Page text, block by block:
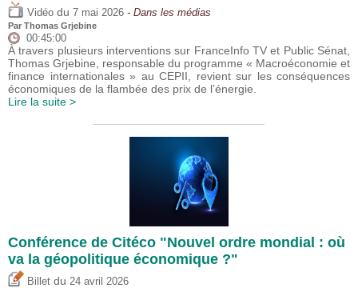
Vidéo du 7 mai 2026 - Dans les médias
Par Thomas Grjebine
00:45:00
À travers plusieurs interventions sur FranceInfo TV et Public Sénat,
Thomas Grjebine, responsable du programme « Macroéconomie et
finance internationales » au CEPII, revient sur les conséquences
économiques de la flambée des prix de l’énergie.
Lire la suite >
Conférence de Citéco "Nouvel ordre mondial : où
va la géopolitique économique ?"
Billet du 24 avril 2026